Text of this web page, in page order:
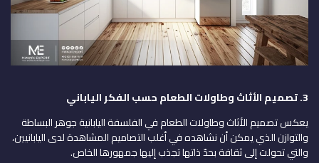
3. تصميم الأثاث وطاولات الطعام حسب الفكر الياباني
يعكس تصميم الأثاث وطاولات الطعام في الفلسفة اليابانية جوهر البساطة
والتوازن الذي يمكن أن نشاهده في أغلب التصاميم المشاهدة لدى اليابانيين،
والتي تحولت إلى ثقافة بحدّ ذاتها تجذب إليها جمهورها الخاص.